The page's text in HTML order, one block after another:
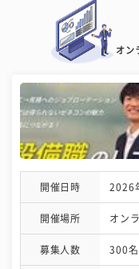
オン
開催日時 2026
開催場所 オン
募集人数 300名